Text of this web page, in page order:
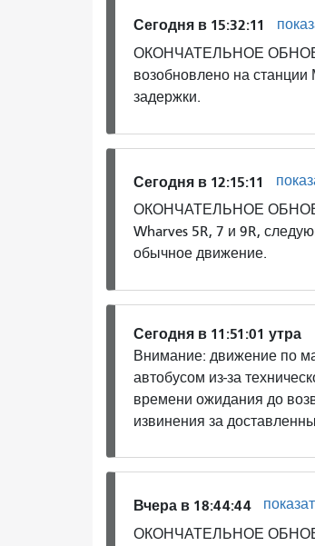
Сегодня в 15:32:11
ОКОНЧАТЕЛЬНОЕ
возобновлено на
задержки.
Сегодня в 12:15:11
ОКОНЧАТЕЛЬНОЕ
Wharves 5R, 7 и 9R,
обычное движение.
Сегодня в 11:51:01 утра
Внимание: движение по
автобусом из-за
времени ожидания до
извинения за
Вчера в 18:44:44
ОКОНЧАТЕЛЬНОЕ